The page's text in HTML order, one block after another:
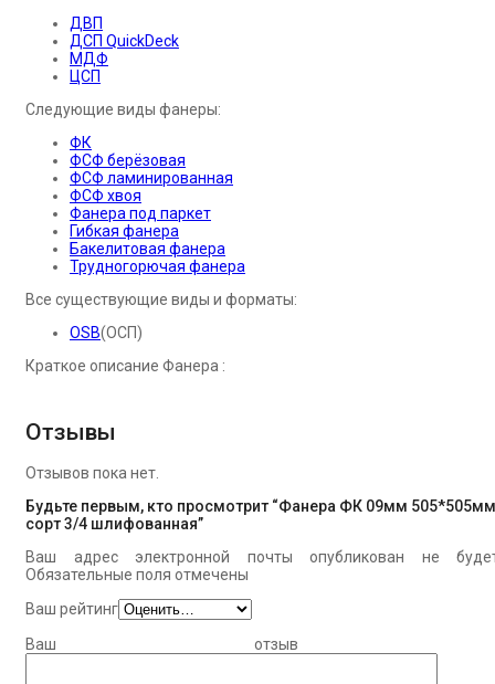
ДВП
ДСП QuickDeck
МДФ
ЦСП
Следующие виды фанеры:
ФК
ФСФ берёзовая
ФСФ ламинированная
ФСФ хвоя
Фанера под паркет
Гибкая фанера
Бакелитовая фанера
Трудногорючая фанера
Все существующие виды и форматы:
OSB(ОСП)
Краткое описание Фанера :
Отзывы
Отзывов пока нет.
Будьте первым, кто просмотрит “Фанера ФК 09мм 505*505мм
сорт 3/4 шлифованная”
Ваш адрес электронной почты опубликован не
Обязательные поля отмечены
Ваш рейтинг
Ваш отзыв